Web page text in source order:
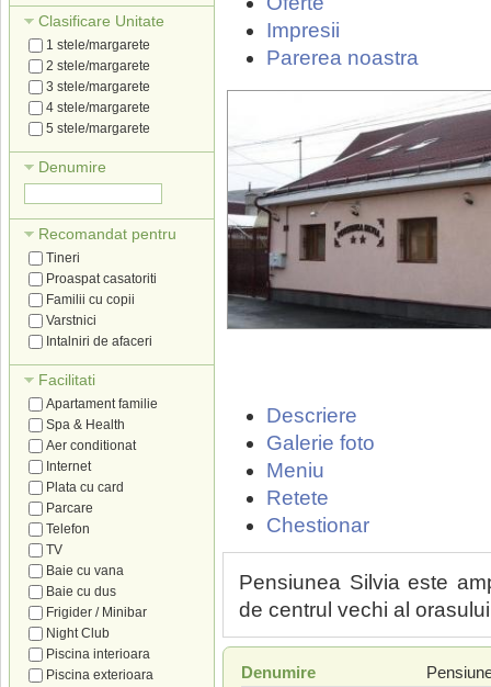
Clasificare Unitate
1 stele/margarete
2 stele/margarete
3 stele/margarete
4 stele/margarete
5 stele/margarete
Denumire
Recomandat pentru
Tineri
Proaspat casatoriti
Familii cu copii
Varstnici
Intalniri de afaceri
Facilitati
Apartament familie
Spa & Health
Aer conditionat
Internet
Plata cu card
Parcare
Telefon
TV
Baie cu vana
Baie cu dus
Frigider / Minibar
Night Club
Piscina interioara
Piscina exterioara
Impresii
Parerea noastra
Descriere
Galerie foto
Meniu
Retete
Chestionar
Pensiunea Silvia este
de centrul vechi al
Denumire